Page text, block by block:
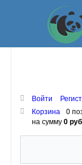
Войти
Корзина
0
на сумму0 руб